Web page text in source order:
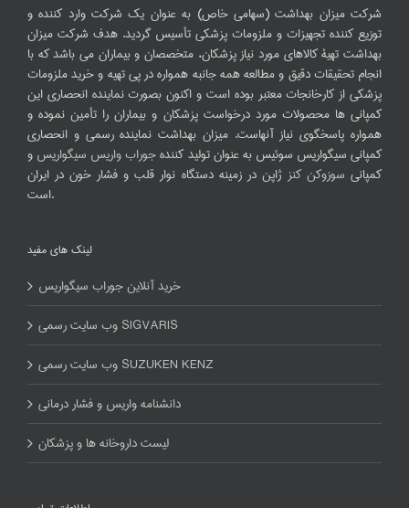
شرکت میزان بهداشت (سهامی خاص) به عنوان یک شرکت وارد کننده و
توزیع کننده تجهیزات و ملزومات پزشکی تأسیس گردید. هدف شرکت میزان
بهداشت تهیۀ کالاهای مورد نیاز پزشکان، متخصصان و بیماران می باشد که با
انجام تحقیقات دقیق و مطالعه همه جانبه همواره در پی تهیه و خرید ملزومات
پزشکی از کارخانجات معتبر بوده است و اکنون بصورت نماینده انحصاری این
کمپانی ها محصولات مورد درخواست پزشکان و بیماران را تأمین نموده و
همواره پاسخگوی نیاز آنهاست. میزان بهداشت نماینده رسمی و انحصاری
کمپانی سیگواریس سوئیس به عنوان تولید کنندهجوراب واریس سیگواریسو
کمپانی سوزوکن کنز ژاپن در زمینه دستگاه نوار قلب و فشار خون در ایران
است.
لینک های مفید
خرید آنلاین جوراب سیگواریس
وب سایت رسمی SIGVARIS
وب سایت رسمی SUZUKEN KENZ
دانشنامه واریس و فشار درمانی
لیست داروخانه ها و پزشکان